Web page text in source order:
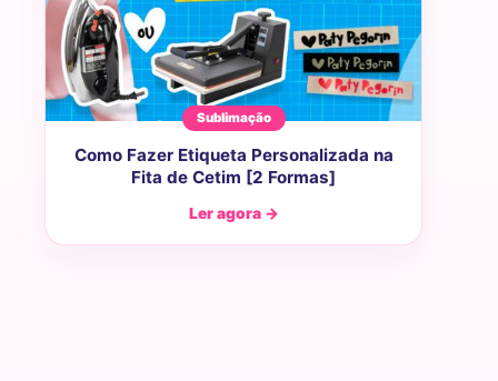
Sublimação
Como Fazer Etiqueta Personalizada na
Fita de Cetim [2 Formas]
Ler agora →